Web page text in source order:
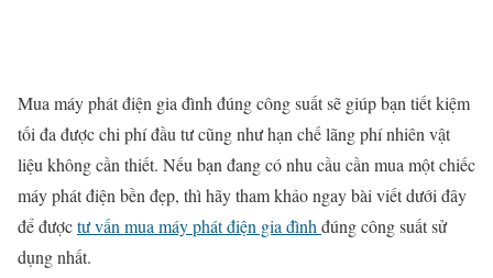
Mua máy phát điện gia đình đúng công suất sẽ giúp bạn tiết kiệm
tối đa được chi phí đầu tư cũng như hạn chế lãng phí nhiên vật
liệu không cần thiết. Nếu bạn đang có nhu cầu cần mua một chiếc
máy phát điện bền đẹp, thì hãy tham khảo ngay bài viết dưới đây
để đượctư vấn mua máy phát điện gia đình đúng công suất sử
dụng nhất.